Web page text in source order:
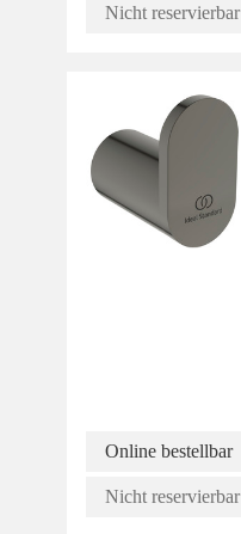
Nicht reservierbar
Online bestellbar
Nicht reservierbar